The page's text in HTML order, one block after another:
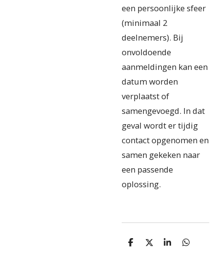
een persoonlijke sfeer
(minimaal 2
deelnemers). Bij
onvoldoende
aanmeldingen kan een
datum worden
verplaatst of
samengevoegd. In dat
geval wordt er tijdig
contact opgenomen en
samen gekeken naar
een passende
oplossing.
D
D
S
D